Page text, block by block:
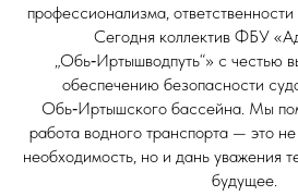
профессионализма,
Сегодня коллектив ФБУ
„Обь‑Иртышводпуть“» с честью
обеспечению безопасности
Обь‑Иртышского бассейна. Мы
работа водного транспорта — это
необходимость, но и дань уважения
будущее.